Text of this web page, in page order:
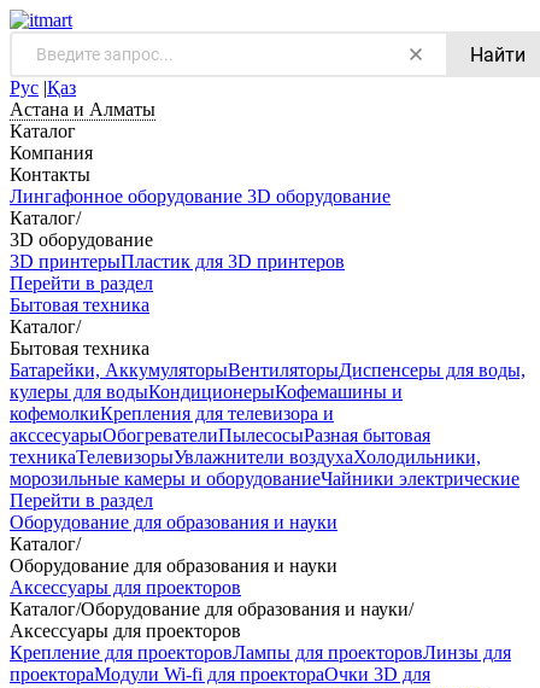
Найти
Рус |Қаз
Астана и Алматы
Каталог
Компания
Контакты
Лингафонное оборудование 3D оборудование
Каталог/
3D оборудование
3D принтерыПластик для 3D принтеров
Перейти в раздел
Бытовая техника
Каталог/
Бытовая техника
Батарейки, АккумуляторыВентиляторыДиспенсеры для воды,
кулеры для водыКондиционерыКофемашины и
кофемолкиКрепления для телевизора и
акссесуарыОбогревателиПылесосыРазная бытовая
техникаТелевизорыУвлажнители воздухаХолодильники,
морозильные камеры и оборудованиеЧайники электрические
Перейти в раздел
Оборудование для образования и науки
Каталог/
Оборудование для образования и науки
Аксессуары для проекторов
Каталог/Оборудование для образования и науки/
Аксессуары для проекторов
Крепление для проекторовЛампы для проекторовЛинзы для
проектораМодули Wi-fi для проектораОчки 3D для